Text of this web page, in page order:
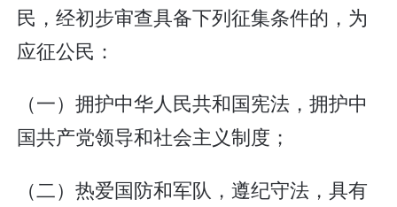
民，经初步审查具备下列征集条件的，为
应征公民：
（一）拥护中华人民共和国宪法，拥护中
国共产党领导和社会主义制度；
（二）热爱国防和军队，遵纪守法，具有